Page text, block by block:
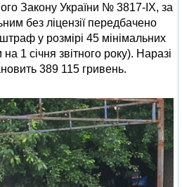
Закону України № 3817-IX, за
без ліцензії передбачено
у розмірі 45 мінімальних
1 січня звітного року). Наразі
389 115 гривень.